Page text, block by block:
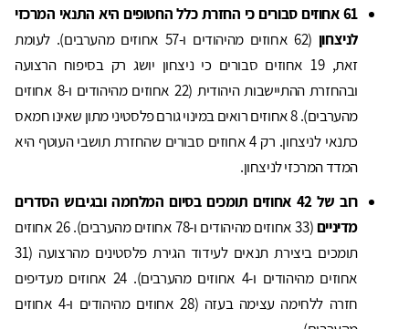
61 אחוזים סבורים כי החזרת כלל החטופים היא התנאי המרכזי
לניצחון
(62 אחוזים מהיהודים ו-57 אחוזים מהערבים). לעומת
זאת, 19 אחוזים סבורים כי ניצחון יושג רק בסיפוח הרצועה
ובהחזרת ההתיישבות היהודית (22 אחוזים מהיהודים ו-8 אחוזים
מהערבים). 8 אחוזים רואים במינוי גורם פלסטיני מתון שאינו חמאס
כתנאי לניצחון. רק 4 אחוזים סבורים שהחזרת תושבי העוטף היא
המדד המרכזי לניצחון.
רוב של 42 אחוזים תומכים בסיום המלחמה ובגיבוש הסדרים
מדיניים
(33 אחוזים מהיהודים ו-78 אחוזים מהערבים). 26 אחוזים
תומכים ביצירת תנאים לעידוד הגירת פלסטינים מהרצועה (31
אחוזים מהיהודים ו-4 אחוזים מהערבים). 24 אחוזים מעדיפים
חזרה ללחימה עצימה בעזה (28 אחוזים מהיהודים ו-4 אחוזים